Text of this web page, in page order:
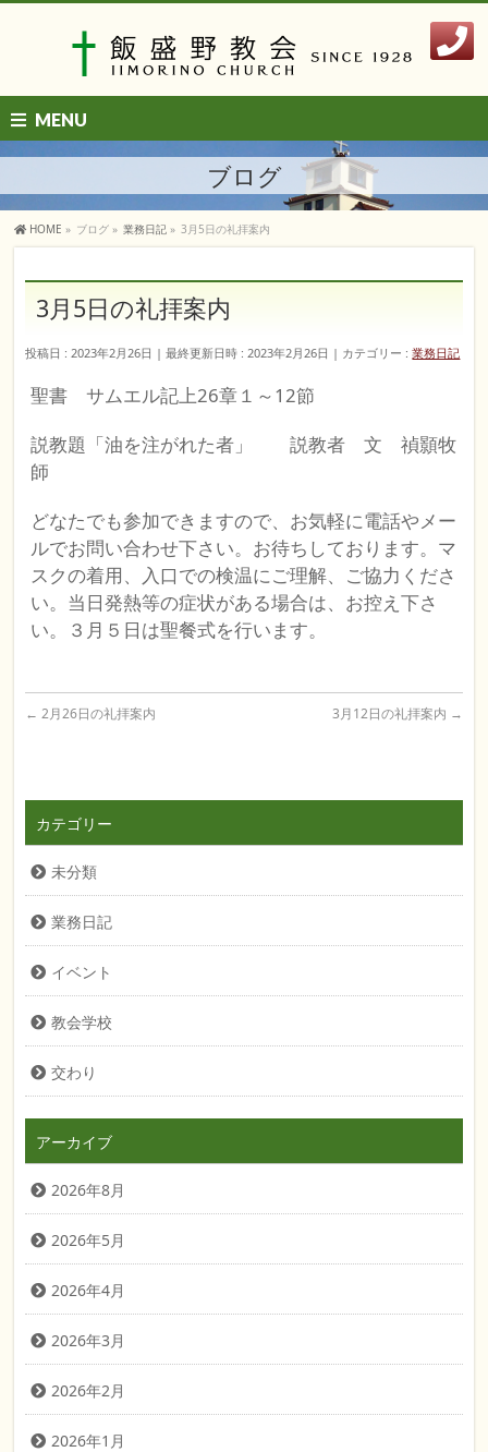
MENU
ブログ
HOME » ブログ » 業務日記 » 3月5日の礼拝案内
3月5日の礼拝案内
投稿日 : 2023年2月26日 最終更新日時 : 2023年2月26日 カテゴリー :業務日記
聖書 サムエル記上26章１～12節
説教題「油を注がれた者」 説教者 文 禎顥牧
師
どなたでも参加できますので、お気軽に電話やメー
ルでお問い合わせ下さい。お待ちしております。マ
スクの着用、入口での検温にご理解、ご協力くださ
い。当日発熱等の症状がある場合は、お控え下さ
い。３月５日は聖餐式を行います。
← 2月26日の礼拝案内 3月12日の礼拝案内 →
カテゴリー
未分類
業務日記
イベント
教会学校
交わり
アーカイブ
2026年8月
2026年5月
2026年4月
2026年3月
2026年2月
2026年1月